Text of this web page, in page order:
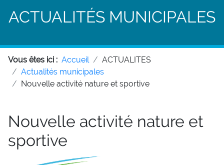
ACTUALITÉS MUNICIPALES
Vous êtes ici : Accueil
ACTUALITES
Actualités municipales
Nouvelle activité nature et sportive
Nouvelle activité nature et
sportive